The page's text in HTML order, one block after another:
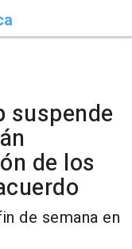
suspende
de los
de semana en